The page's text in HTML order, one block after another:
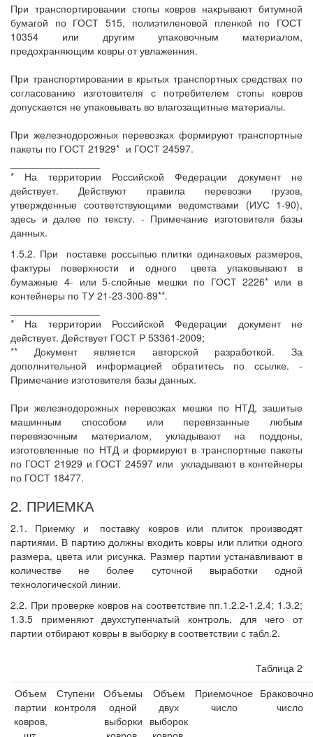
При транспортировании стопы ковров накрывают битумной
бумагой по ГОСТ 515, полиэтиленовой пленкой по ГОСТ
10354 или другим упаковочным материалом,
предохраняющим ковры от увлаженния.
При транспортировании в крытых транспортных средствах по
согласованию изготовителя с потребителем стопы ковров
допускается не упаковывать во влагозащитные материалы.
При железнодорожных перевозках формируют транспортные
пакеты по ГОСТ 21929* и ГОСТ 24597.
* На территории Российской Федерации документ не
действует. Действуют правила перевозки грузов,
утвержденные соответствующими ведомствами (ИУС 1-90),
здесь и далее по тексту. - Примечание изготовителя базы
данных.
1.5.2. При
поставке россыпью плитки одинаковых размеров,
фактуры поверхности и одного
цвета упаковывают в
бумажные 4- или 5-слойные мешки по ГОСТ 2226* или в
контейнеры по ТУ 21-23-300-89**.
* На территории Российской Федерации документ не
действует. Действует ГОСТ Р 53361-2009;
** Документ является авторской разработкой. За
дополнительной информацией обратитесь по ссылке. -
Примечание изготовителя базы данных.
При железнодорожных перевозках мешки по НТД, зашитые
машинным способом или перевязанные любым
перевязочным материалом, укладывают на поддоны,
изготовленные по НТД и формируют в транспортные пакеты
по ГОСТ 21929 и ГОСТ 24597 или укладывают в контейнеры
по ГОСТ 18477.
2. ПРИЕМКА
2.1. Приемку и
поставку ковров или плиток производят
партиями. В партию должны входить ковры или плитки одного
размера, цвета или рисунка. Размер партии устанавливают в
количестве не более суточной выработки одной
технологической линии.
2.2. При проверке ковров на соответствие пп.1.2.2-1.2.4; 1.3.2;
1.3.5 применяют двухступенчатый контроль, для чего от
партии отбирают ковры в выборку в соответствии с табл.2.
Таблица 2
Объем
партии
ковров,
Ступени
контроля
Объемы
одной
выборки
Объем
двух
выборок
Приемочное
число
число